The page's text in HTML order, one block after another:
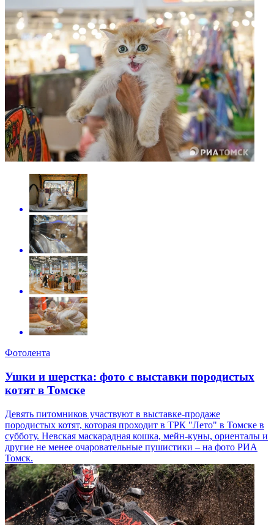
Фотолента
Ушки и шерстка: фото с выставки породистых
котят в Томске
Девять питомников участвуют в выставке-продаже
породистых котят, которая проходит в ТРК "Лето" в Томске в
субботу. Невская маскарадная кошка, мейн-куны, ориенталы и
другие не менее очаровательные пушистики – на фото РИА
Томск.